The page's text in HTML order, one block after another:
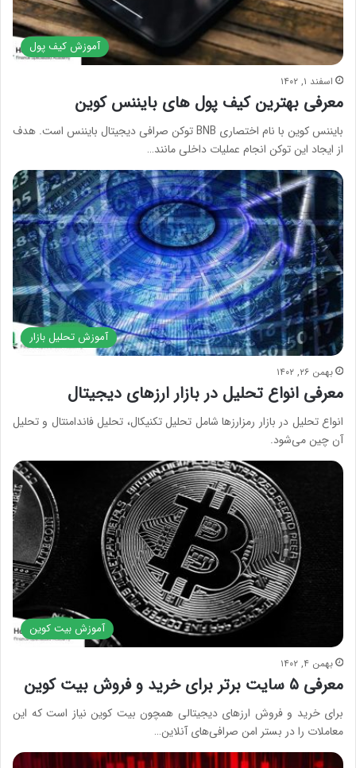
آموزش کیف پول
اسفند ۱, ۱۴۰۲
معرفی بهترین کیف پول‌ های بایننس کوین
بایننس کوین با نام اختصاری BNB توکن صرافی دیجیتال بایننس است. هدف
از ایجاد این توکن انجام عملیات داخلی مانند…
آموزش تحلیل بازار
بهمن ۲۶, ۱۴۰۲
معرفی انواع تحلیل در بازار ارزهای دیجیتال
انواع تحلیل در بازار رمزارزها شامل تحلیل تکنیکال، تحلیل فاندامنتال و تحلیل
آن چین می‌شود.
آموزش بیت کوین
بهمن ۴, ۱۴۰۲
معرفی ۵ سایت برتر برای خرید و فروش بیت کوین
برای خرید و فروش ارزهای دیجیتالی همچون بیت کوین نیاز است که این
معاملات را در بستر امن صرافی‌های آنلاین…